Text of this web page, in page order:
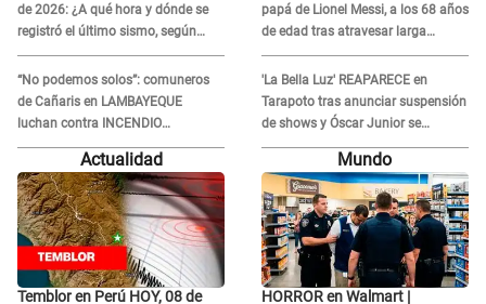
de 2026: ¿A qué hora y dónde se
registró el último sismo, según
IGP?
“No podemos solos”: comuneros
de Cañaris en LAMBAYEQUE
luchan contra INCENDIO
FORESTAL que sigue avanzando
papá de Lionel Messi, a los 68 años
de edad tras atravesar larga
enfermedad
'La Bella Luz' REAPARECE en
Tarapoto tras anunciar suspensión
de shows y Óscar Junior se
JUSTIFICA: "Por un error no vamos
a pagar todos"
Actualidad
Temblor en Perú HOY, 08 de
Mundo
HORROR en Walmart |